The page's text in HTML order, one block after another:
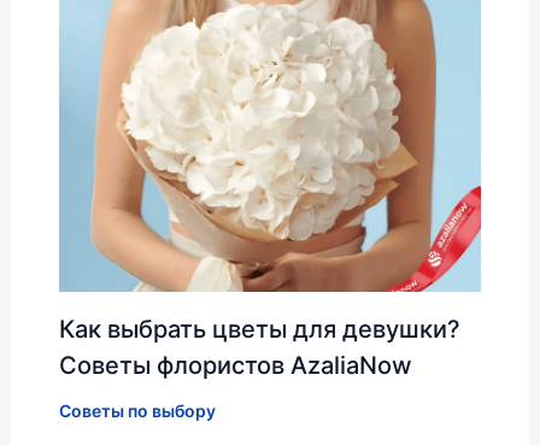
Как выбрать цветы для девушки?
Советы флористов AzaliaNow
Советы по выбору